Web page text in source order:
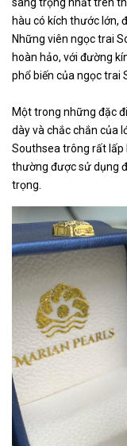
hàu có kích thước lớn,
Những viên ngọc trai
hoàn hảo, với đường
phổ biến của ngọc trai
Một trong những đặc
dày và chắc chắn của
Southsea trông rất lấp
thường được sử dụng
trọng.